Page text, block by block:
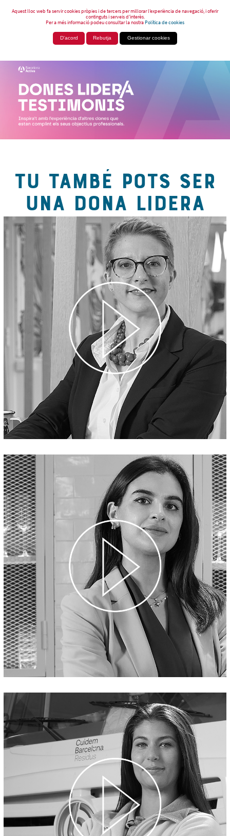
Aquest lloc web fa servir cookies pròpies i de tercers per millorar l’experiència de navegació, i oferir
continguts i serveis d’interès.
Per a més informació podeu consultar la nostraPolítica de cookies
D'acord Rebutja Gestionar cookies
TU TAMBÉ POTS SER
UNA DONA LIDERA